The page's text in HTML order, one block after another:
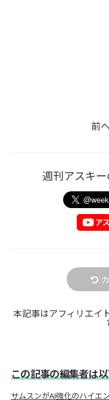
前へ
週刊アスキ
本記事はアフィリエイ
この記事の編集者は
サムスンがAI強化のハイエ